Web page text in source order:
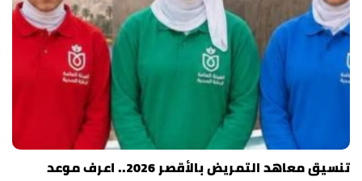
تنسيق معاهد التمريض بالأقصر 2026.. اعرف موعد